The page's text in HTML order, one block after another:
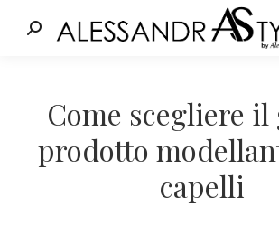
Cerca:
Come scegliere
prodotto
capelli